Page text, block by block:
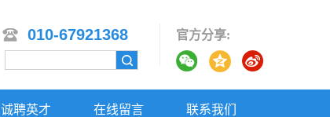
010-67921368 官方分享:
诚聘英才 在线留言 联系我们